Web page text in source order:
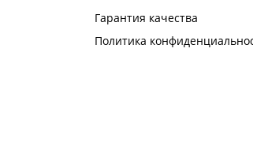
Гарантия качества
Политика